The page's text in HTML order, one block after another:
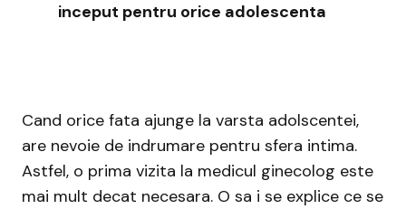
inceput pentru orice adolescenta
Cand orice fata ajunge la varsta adolscentei,
are nevoie de indrumare pentru sfera intima.
Astfel, o prima vizita la medicul ginecolog este
mai mult decat necesara. O sa i se explice ce se